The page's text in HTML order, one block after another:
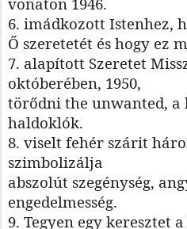
6. imádkozott Istenhez,
Ő szeretetét és hogy ez
7. alapított Szeretet
októberében, 1950,
törődni the unwanted, a
haldoklók.
8. viselt fehér szárit
szimbolizálja
abszolút szegénység,
engedelmesség.
9. Tegyen egy keresztet